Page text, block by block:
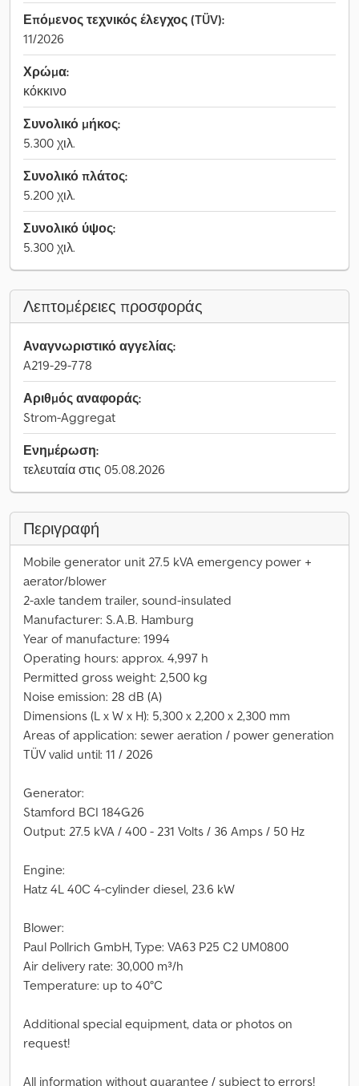
Επόμενος τεχνικός έλεγχος (TÜV):
11/2026
Χρώμα:
κόκκινο
Συνολικό μήκος:
5.300 χιλ.
Συνολικό πλάτος:
5.200 χιλ.
Συνολικό ύψος:
5.300 χιλ.
Λεπτομέρειες προσφοράς
Αναγνωριστικό αγγελίας:
A219-29-778
Αριθμός αναφοράς:
Strom-Aggregat
Ενημέρωση:
τελευταία στις 05.08.2026
Περιγραφή
Mobile generator unit 27.5 kVA emergency power +
aerator/blower
2-axle tandem trailer, sound-insulated
Manufacturer: S.A.B. Hamburg
Year of manufacture: 1994
Operating hours: approx. 4,997 h
Permitted gross weight: 2,500 kg
Noise emission: 28 dB (A)
Dimensions (L x W x H): 5,300 x 2,200 x 2,300 mm
Areas of application: sewer aeration / power generation
TÜV valid until: 11 / 2026
Generator:
Stamford BCI 184G26
Output: 27.5 kVA / 400 - 231 Volts / 36 Amps / 50 Hz
Engine:
Hatz 4L 40C 4-cylinder diesel, 23.6 kW
Blower:
Paul Pollrich GmbH, Type: VA63 P25 C2 UM0800
Air delivery rate: 30,000 m³/h
Temperature: up to 40°C
Additional special equipment, data or photos on
request!
All information without guarantee / subject to errors!